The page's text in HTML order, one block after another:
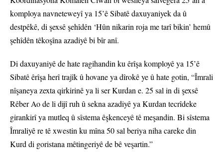
komploya navneteweyî ya 15’ê Sibatê daxuyaniyek da û
destpêkê, di şexsê şehîdên ‘Hûn nikarin roja me tarî bikin’ hemû
şehîdên têkoşîna azadiyê bi bîr anî.
Di daxuyaniyê de hate ragihandin ku êrîşa komployê ya 15’ê
Sibatê êrîşa herî trajîk û hovane ya dîrokê ye û hate gotin, “Îmrali
nîşaneya zexta qirkirinê ya li ser Kurdan e. 25 sal in di şexsê
Rêber Ao de li dijî ruh û sekna azadiyê ya Kurdan tecrîdeke
girankirî ya mutleq û sîstema êşkenceyê tê meşandin. Bi sîstema
Îmraliyê re tê xwestin ku mîna 50 sal beriya niha careke din
Kurd di goristana mêtingeriyê de bê veşartin.”